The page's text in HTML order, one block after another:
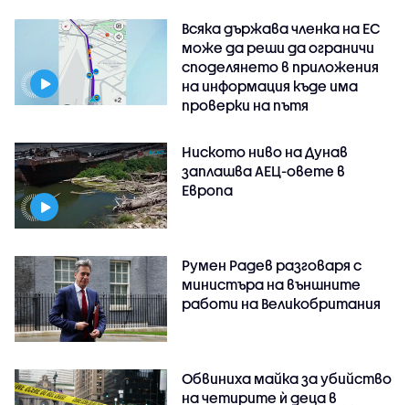
Всяка държава членка на ЕС
може да реши да ограничи
споделянето в приложения
на информация къде има
проверки на пътя
Ниското ниво на Дунав
заплашва АЕЦ-овете в
Европа
Румен Радев разговаря с
министъра на външните
работи на Великобритания
Обвиниха майка за убийство
на четирите ѝ деца в